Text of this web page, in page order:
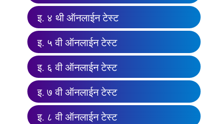
इ. ४ थी ऑनलाईन टेस्ट
इ. ५ वी ऑनलाईन टेस्ट
इ. ६ वी ऑनलाईन टेस्ट
इ. ७ वी ऑनलाईन टेस्ट
इ. ८ वी ऑनलाईन टेस्ट